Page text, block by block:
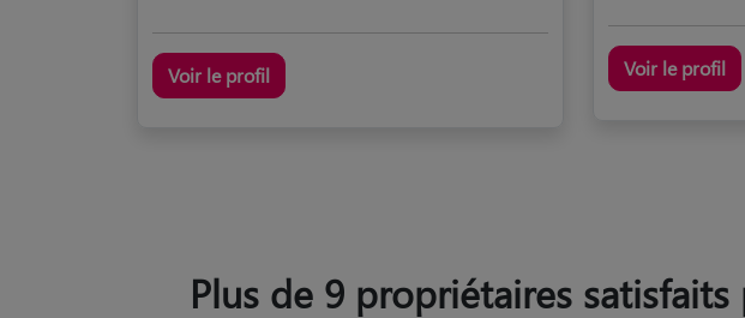
Voir le profil Voir le profil
Plus de 9 propriétaires